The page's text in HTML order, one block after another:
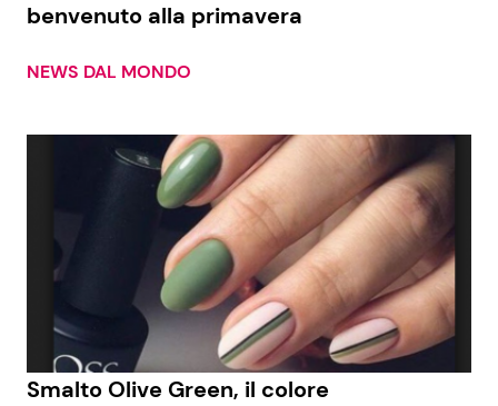
benvenuto alla primavera
NEWS DAL MONDO
Smalto Olive Green, il colore